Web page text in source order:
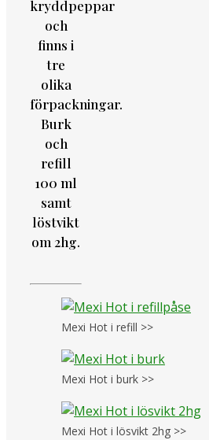
kryddpeppar
och
finns i
tre
olika
förpackningar.
Burk
och
refill
100 ml
samt
löstvikt
om 2hg.
Mexi Hot i refill >>
Mexi Hot i burk >>
Mexi Hot i lösvikt 2hg >>